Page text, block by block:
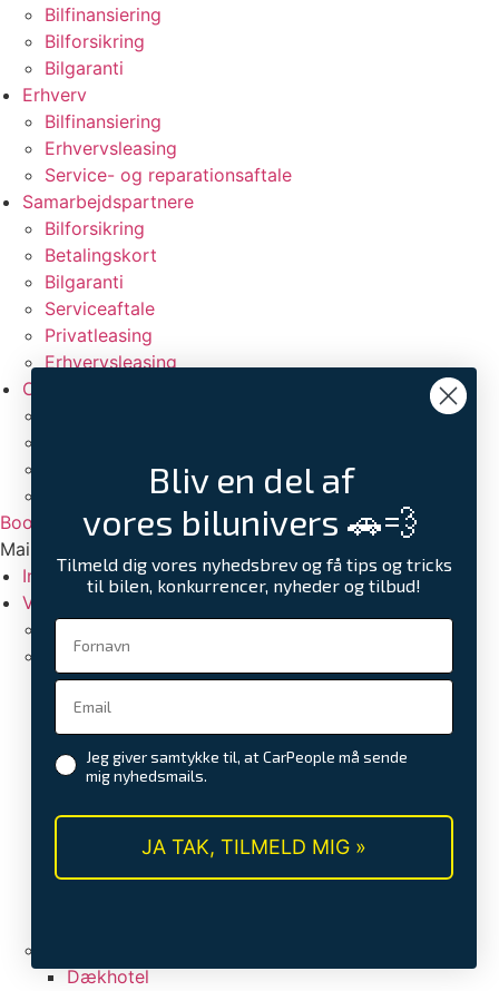
Bilfinansiering
Bilforsikring
Bilgaranti
Erhverv
Bilfinansiering
Erhvervsleasing
Service- og reparationsaftale
Samarbejdspartnere
Bilforsikring
Betalingskort
Bilgaranti
Serviceaftale
Privatleasing
Erhvervsleasing
Om CarPeople
Bliv en del af CarPeople eller CarNetwork
Book tid
Main Menu
Intranet login
Værksted
Værd at vide om elbiler og service
Reparation
Aircondition service
Bremseeftersyn
Olie og oliefilterskift
Reparation af stenslag
Synstjek
Tandrem skift
Udskiftning af batteri
Dækhotel
Bliv en del af
vores bilunivers 🚗💨
Tilmeld dig vores nyhedsbrev og få tips og tricks
til bilen, konkurrencer, nyheder og tilbud!
Jeg giver samtykke til, at CarPeople må sende
mig nyhedsmails.
JA TAK, TILMELD MIG »